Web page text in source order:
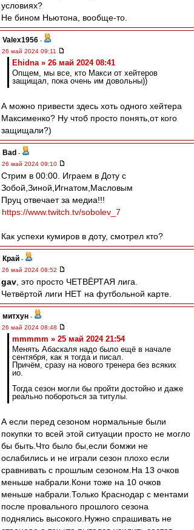
условиях?
Не бином Ньютона, вообще-то.
Valex1956 -
26 май 2024 09:11
Ehidna » 26 май 2024 08:41
Опщем, мы все, кто Макси от хейтеров
защищал, пока очень им довольны))
А можно привести здесь хоть одного хейтера
Максименко? Ну чтоб просто понять,от кого
защищали?)
Bad -
26 май 2024 09:10
Стрим в 00:00. Играем в Доту с
Зобой,Зиной,Игнатом,Масловым
Пруц отвечает за медиа!!!
https://www.twitch.tv/sobolev_7
Как успехи кумиров в доту, смотрел кто?
Край -
26 май 2024 08:52
gav , это просто ЧЕТВЁРТАЯ лига.
Четвёртой лиги НЕТ на футбольной карте.
митхун -
26 май 2024 08:48
mmmmm » 25 май 2024 21:54
Менять Абаскаля надо было ещё в начале
сентября, как я тогда и писал.
Причём, сразу на нового тренера без всяких
ио.
Тогда сезон могли бы пройти достойно и даже
реально побороться за титулы.
А если перед сезоном нормальные были
покупки то всей этой ситуации просто не могло
бы быть.Что было бы,если бомжи не
ослабились и не играли сезон плохо если
сравнивать с прошлым сезоном.На 13 очков
меньше набрали.Кони тоже на 10 очков
меньше набрали.Только Краснодар с ментами
после провального прошлого сезона
поднялись высокого.Нужно спрашивать не